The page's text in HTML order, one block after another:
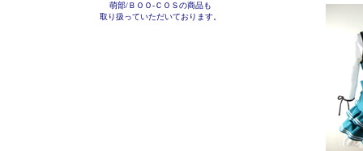
萌部/ＢＯＯ-ＣＯＳの商品も
取り扱っていただいております。